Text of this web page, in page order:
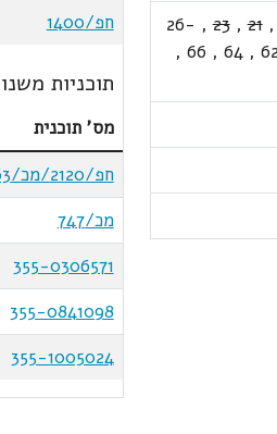
21
,
23
,
26-
62
,
64
,
66
,
חפ/1400
תוכניות
מס' תוכנית
חפ/2120/מכ/563
מכ/747
355-0306571
355-0841098
355-1005024